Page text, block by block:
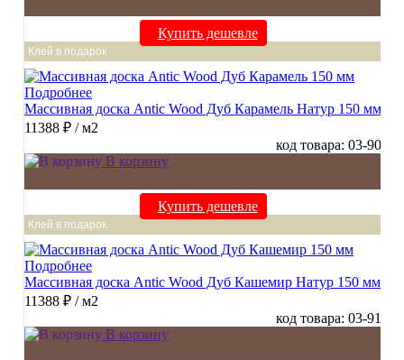
Купить дешевле
Клей в подарок
Подробнее
Массивная доска Antic Wood Дуб Карамель Натур 150 мм
11388 ₽ / м2
код товара: 03-90
В корзину
Купить дешевле
Клей в подарок
Подробнее
Массивная доска Antic Wood Дуб Кашемир Натур 150 мм
11388 ₽ / м2
код товара: 03-91
В корзину